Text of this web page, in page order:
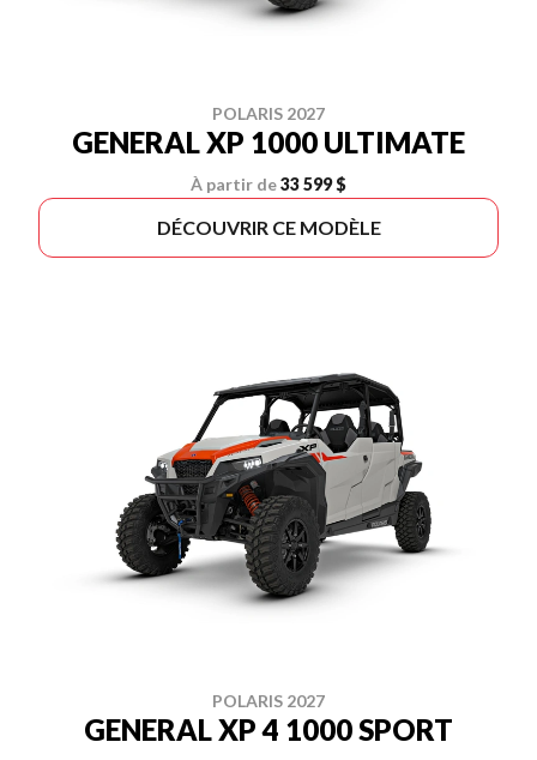
POLARIS 2027
GENERAL XP 1000 ULTIMATE
À partir de33 599 $
DÉCOUVRIR CE MODÈLE
POLARIS 2027
GENERAL XP 4 1000 SPORT